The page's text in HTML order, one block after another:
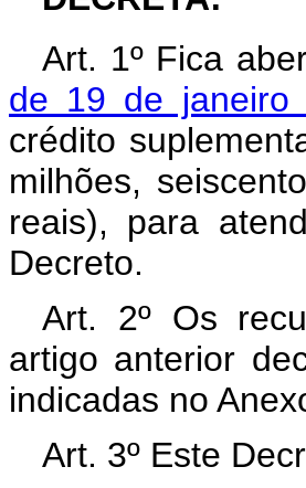
Art. 1º Fica
de 19 de janeiro
crédito
milhões,
reais), para
Decreto.
Art. 2º Os
artigo anterior
indicadas no
Art. 3º Este